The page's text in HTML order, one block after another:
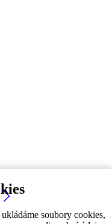
soubory cookies,